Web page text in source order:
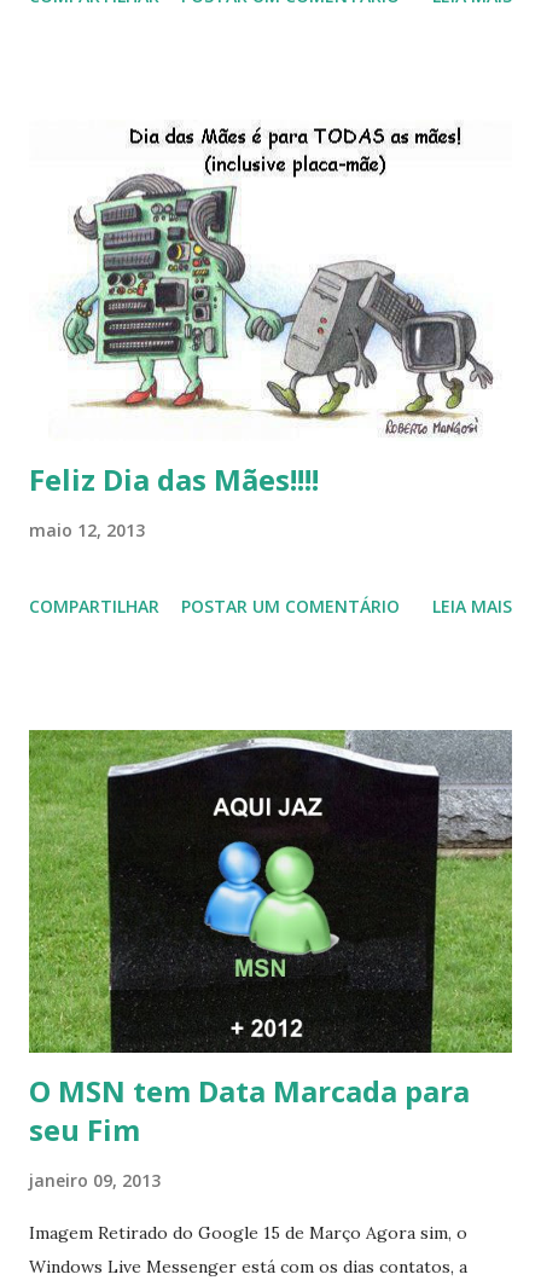
do Kaiana que será lançada em 2013, distro nacional , a
do LibreOffice , o IX Latinoware, a Microsoft boicotando o
Linux (como sempre), o lançamento do Windows 8 e a sua
baixa taxa de adesão pelos usuários, entre out ros. Gostaria
de desejar a todos Boas Festas e que em 2013 possamos
estar juntos novamente. Feliz Natal!!!! F eli z 2013 a todos!!!
Feliz Dia das Mães!!!!
maio 12, 2013
COMPARTILHAR POSTAR UM COMENTÁRIO LEIA MAIS
O MSN tem Data Marcada para
seu Fim
janeiro 09, 2013
Imagem Retirado do Google 15 de Março Agora sim, o
Windows Live Messenger está com os dias contatos, a